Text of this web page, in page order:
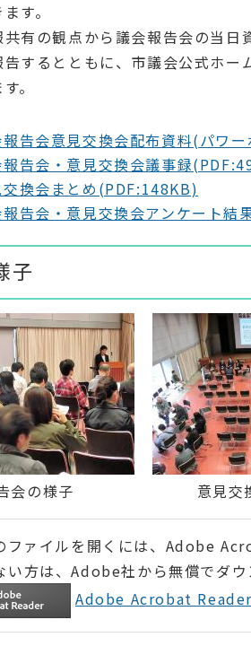
す。
有の観点から議会報告会の当日
するとともに、市議会公式ホ
。
告会意見交換会配布資料(パワ
告会・意見交換会議事録
換会まとめ(PDF:148KB)
告会・意見交換会アンケート結
子
会の様子 意見交
ファイルを開くには、Adobe
い方は、Adobe社から無償でダウ
Adobe Acrobat